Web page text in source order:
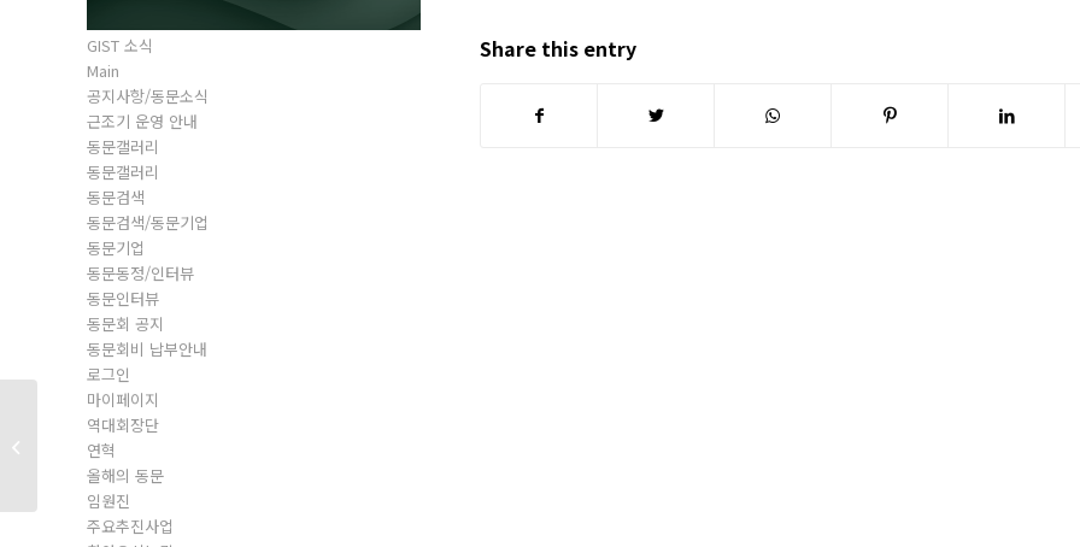
Share this entry
GIST 소식
Main
공지사항/동문소식
근조기 운영 안내
동문갤러리
동문갤러리
동문검색
동문검색/동문기업
동문기업
동문동정/인터뷰
동문인터뷰
동문회 공지
동문회비 납부안내
로그인
마이페이지
역대회장단
연혁
올해의 동문
임원진
주요추진사업
동문회원